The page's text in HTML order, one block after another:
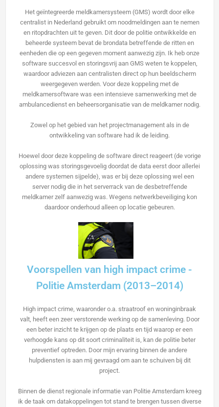
Het geïntegreerde meldkamersysteem (GMS) wordt door elke
centralist in Nederland gebruikt om noodmeldingen aan te nemen
en ritopdrachten uit te geven. Dit door de politie ontwikkelde en
beheerde systeem bevat de brondata betreffende de ritten en
eenheden die op een gegeven moment aanwezig zijn. Ik heb onze
software succesvol en storingsvrij aan GMS weten te koppelen,
waardoor adviezen aan centralisten direct op hun beeldscherm
weergegeven werden. Voor deze koppeling met de
meldkamersoftware was een intensieve samenwerking met de
ambulancedienst en beheersorganisatie van de meldkamer nodig.
Zowel op het gebied van het projectmanagement als in de
ontwikkeling van software had ik de leiding.
Hoewel door deze koppeling de software direct reageert (de vorige
oplossing was storingsgevoelig doordat de data eerst door allerlei
andere systemen sijpelde), was er bij deze oplossing wel een
server nodig die in het serverrack van de desbetreffende
meldkamer zelf aanwezig was. Wegens netwerkbeveiliging kon
daardoor onderhoud alleen op locatie gebeuren.
Voorspellen van high impact crime -
Politie Amsterdam (2013–2014)
High impact crime, waaronder o.a. straatroof en woninginbraak
valt, heeft een zeer verstorende werking op de samenleving. Door
een beter inzicht te krijgen op de plaats en tijd waarop er een
verhoogde kans op dit soort criminaliteit is, kan de politie beter
preventief optreden. Door mijn ervaring binnen de andere
hulpdiensten is aan mij gevraagd om aan te schuiven bij dit
project.
Binnen de dienst regionale informatie van Politie Amsterdam kreeg
ik de taak om datakoppelingen tot stand te brengen tussen diverse